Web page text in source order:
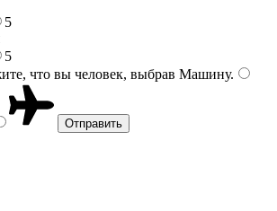
5
5
что вы человек, выбрав Машину.